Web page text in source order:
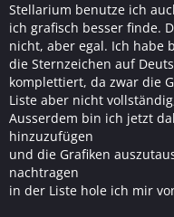
Stellarium benutze ich
ich grafisch besser finde.
nicht, aber egal. Ich habe
die Sternzeichen auf
komplettiert, da zwar die
Liste aber nicht
Ausserdem bin ich jetzt
hinzuzufügen
und die Grafiken
nachtragen
in der Liste hole ich mir